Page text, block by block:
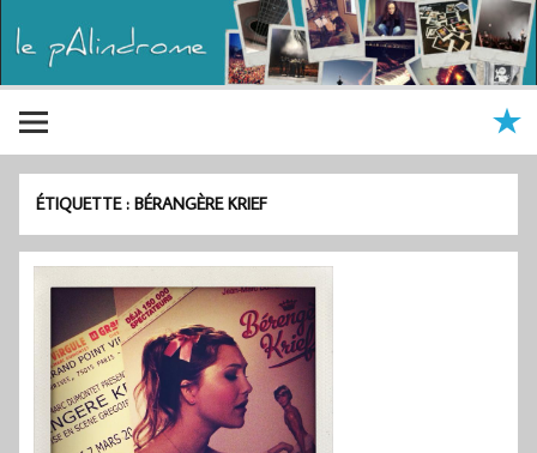
ÉTIQUETTE :BÉRANGÈRE KRIEF